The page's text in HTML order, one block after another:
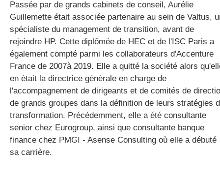
Passée par de grands cabinets de conseil, Aurélie
Guillemette était associée partenaire au sein de Valtus,
spécialiste du management de transition, avant de
rejoindre HP. Cette diplômée de HEC et de l'ISC Paris a
également compté parmi les collaborateurs d'Accenture
France de 2007à 2019. Elle a quitté la société alors
en était la directrice générale en charge de
l'accompagnement de dirigeants et de comités de
de grands groupes dans la définition de leurs stratégies
transformation. Précédemment, elle a été consultante
senior chez Eurogroup, ainsi que consultante banque
finance chez PMGI - Asense Consulting où elle a débuté
sa carrière.